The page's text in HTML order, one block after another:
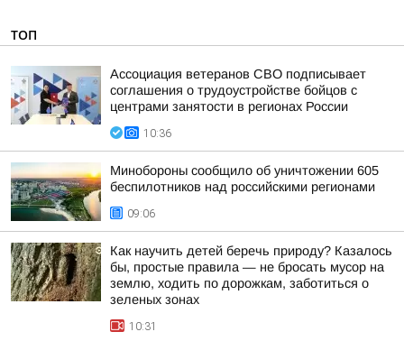
ТОП
Ассоциация ветеранов СВО подписывает
соглашения о трудоустройстве бойцов с
центрами занятости в регионах России
10:36
Минобороны сообщило об уничтожении 605
беспилотников над российскими регионами
09:06
Как научить детей беречь природу? Казалось
бы, простые правила — не бросать мусор на
землю, ходить по дорожкам, заботиться о
зеленых зонах
10:31